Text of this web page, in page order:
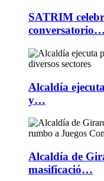
SATRIM
conversatorio…
Alcaldía
y…
Alcaldía de
masificació…